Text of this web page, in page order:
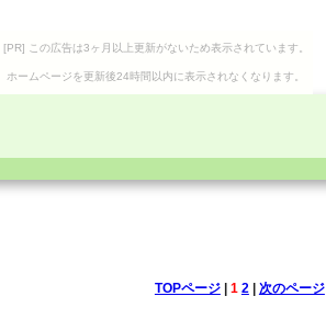
[PR] この広告は3ヶ月以上更新がないため表示されています。
ホームページを更新後24時間以内に表示されなくなります。
TOPページ| 1 2| 次のページ